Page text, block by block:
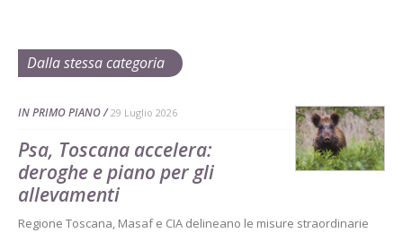
Dalla stessa categoria
IN PRIMO PIANO 29 Luglio 2026
Psa, Toscana accelera:
deroghe e piano per gli
allevamenti
Regione Toscana, Masaf e CIA delineano le misure straordinarie